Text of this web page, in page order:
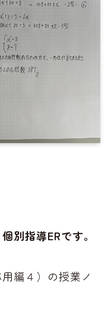
別指導ERです。
編４）の授業ノ